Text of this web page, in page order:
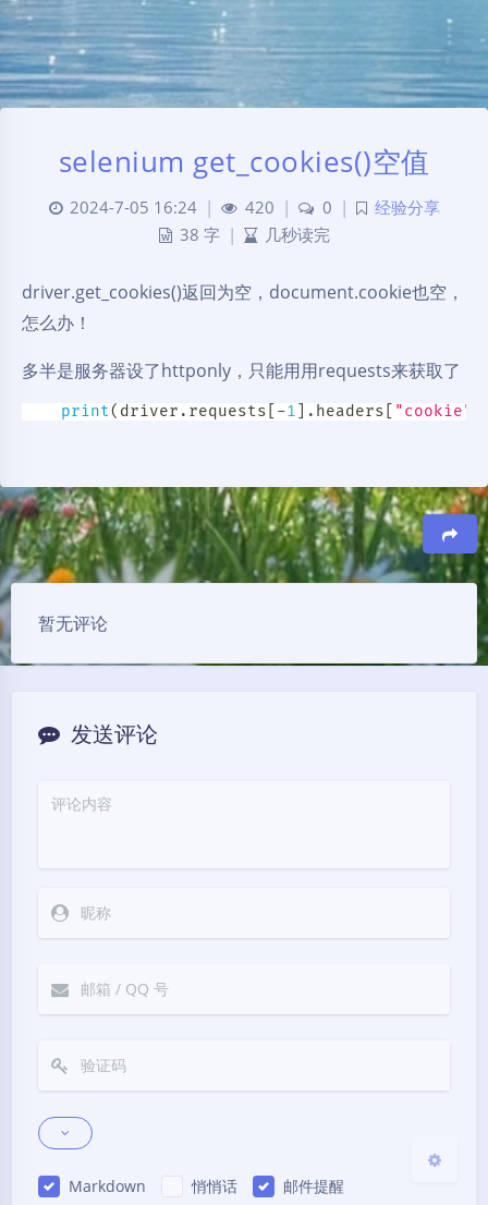
selenium get_cookies()空值
2024-7-05 16:24 | 420 | 0 |
经验分享
38 字 | 几秒读完
driver.get_cookies()返回为空，document.cookie也空，
怎么办！
多半是服务器设了httponly，只能用用requests来获取了
print( driver . requests -1 . headers "cookie"
豆
暂无评论
发送评论
Markdown 悄悄话 邮件提醒